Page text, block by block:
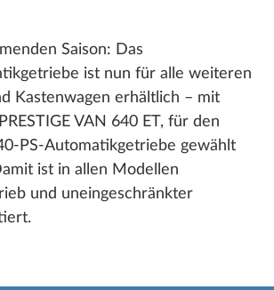
Saison: Das
ist nun für alle weiteren
Kastenwagen erhältlich – mit
VAN 640 ET, für den
gewählt
ist in allen Modellen
und uneingeschränkter